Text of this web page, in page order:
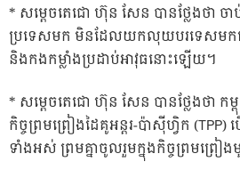
* សម្តេចតេជោ ហ៊ុន សែន បានថ្លែងថា ច
ប្រទេសមក មិនដែលយកលុយបរទេសមកបើ
និងកងកម្លាំងប្រដាប់អាវុធនោះឡើយ។
* សម្តេចតេជោ ហ៊ុន សែន បានថ្លែងថា ក
កិច្ចព្រមព្រៀងដៃគូអន្តរ-ប៉ាស៊ីហ្វិក
ទាំងអស់ ព្រមគ្នាចូលរួមក្នុងកិច្ចព្រមព្រៀ